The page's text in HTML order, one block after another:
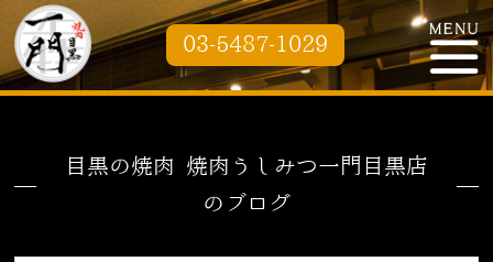
03-5487-1029
目黒の焼肉 焼肉うしみつ一門目黒店
のブログ